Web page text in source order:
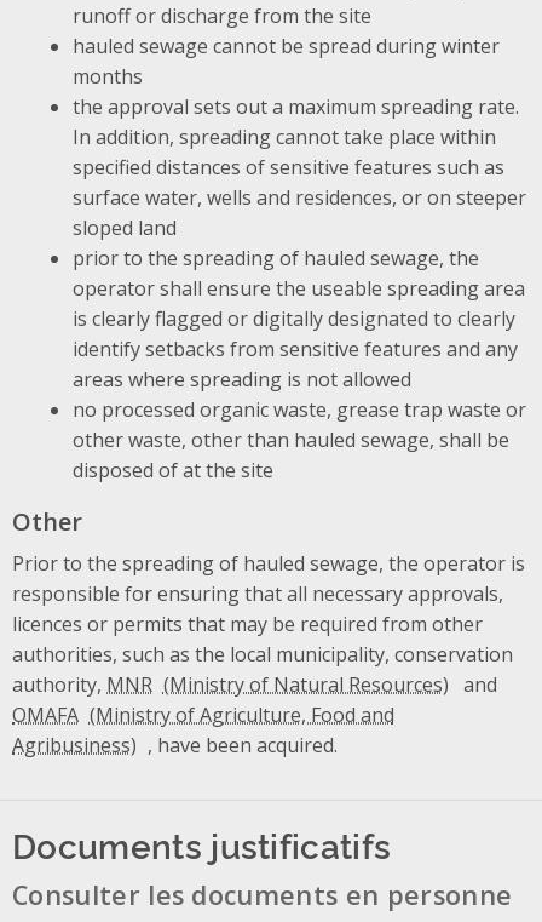
runoff or discharge from the site
hauled sewage cannot be spread during winter
months
the approval sets out a maximum spreading rate.
In addition, spreading cannot take place within
specified distances of sensitive features such as
surface water, wells and residences, or on steeper
sloped land
prior to the spreading of hauled sewage, the
operator shall ensure the useable spreading area
is clearly flagged or digitally designated to clearly
identify setbacks from sensitive features and any
areas where spreading is not allowed
no processed organic waste, grease trap waste or
other waste, other than hauled sewage, shall be
disposed of at the site
Other
Prior to the spreading of hauled sewage, the operator is
responsible for ensuring that all necessary approvals,
licences or permits that may be required from other
authorities, such as the local municipality, conservation
authority, MNR
and
OMAFA
, have been acquired.
Documents justificatifs
Consulter les documents en personne